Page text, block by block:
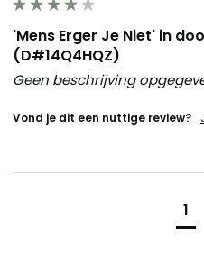
'Mens Erger Je Niet' in
(D#14Q4HQZ)
Geen beschrijving
Vond je dit een nuttige review?
1